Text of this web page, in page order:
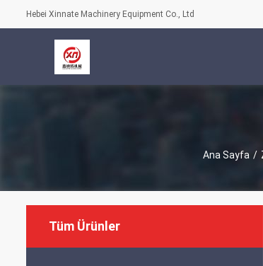
Hebei Xinnate Machinery Equipment Co., Ltd
Ana Sayfa /
Tüm Ürünler